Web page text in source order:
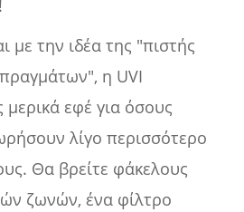
με την ιδέα της "πιστής
η UVI
εφέ για όσους
λίγο περισσότερο
Θα βρείτε φάκελους
ζωνών, ένα φίλτρο